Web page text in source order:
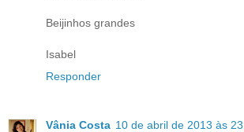
Beijinhos grandes
Isabel
Responder
Vânia Costa 10 de abril de 2013 às